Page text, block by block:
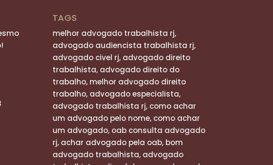
TAGS
melhor advogado trabalhista rj,
advogado audiencista trabalhista rj,
advogado civel rj, advogado direito
trabalhista, advogado direito do
trabalho, melhor advogado direito
trabalho, advogado especialista,
advogado trabalhista rj, como achar
um advogado pelo nome, como achar
um advogado, oab consulta advogado
rj, achar advogado pela oab, bom
advogado trabalhista, advogado